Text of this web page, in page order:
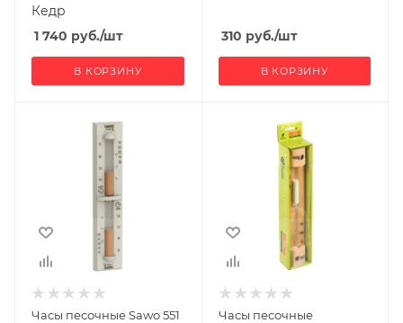
Кедр
1 740 руб./шт
В КОРЗИНУ
310 руб./шт
В КОРЗИНУ
Ширина, мм
300
Производитель
Часы песочные Sawo 551
Ширина, мм
Глубина, мм
288
Часы песочные